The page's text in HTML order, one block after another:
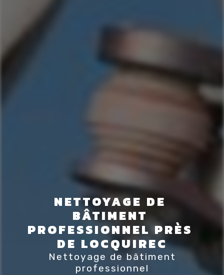
NETTOYAGE DE
BÂTIMENT
PROFESSIONNEL PRÈS
DE LOCQUIREC
Nettoyage de bâtiment
professionnel